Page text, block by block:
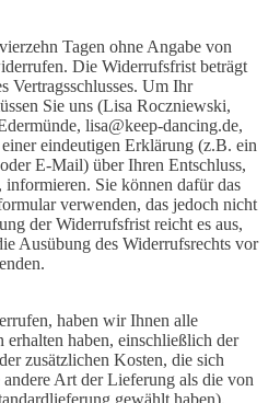
Tagen ohne Angabe von
Die Widerrufsfrist beträgt
Vertragsschlusses. Um Ihr
Sie uns (Lisa Roczniewski,
lisa@keep-dancing.de,
eindeutigen Erklärung (z.B. ein
E-Mail) über Ihren Entschluss,
Sie können dafür das
verwenden, das jedoch nicht
der Widerrufsfrist reicht es aus,
Ausübung des Widerrufsrechts vor
haben wir Ihnen alle
haben, einschließlich der
zusätzlichen Kosten, die sich
andere Art der Lieferung als die von
gewählt haben),